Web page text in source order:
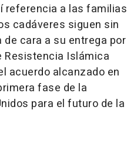
referencia a las familias
cadáveres siguen sin
cara a su entrega por
Resistencia Islámica
acuerdo alcanzado en
fase de la
para el futuro de la